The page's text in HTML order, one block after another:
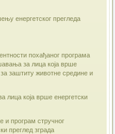
енергетског прегледа
похађаног програма
за лица која врше
за заштиту животне средине и
лица која врше енергетски
и програм стручног
преглед зграда